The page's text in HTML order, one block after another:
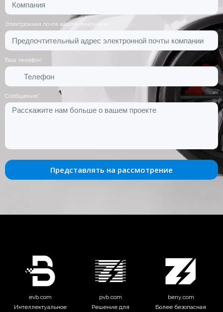
Электронная почта вашей компании*
Ваш телефон*
Сообщение*
Представлять на рассмотрение
evb.com
Интеллектуальное
pvb.com
Решение для
beny.com
Более безопасная